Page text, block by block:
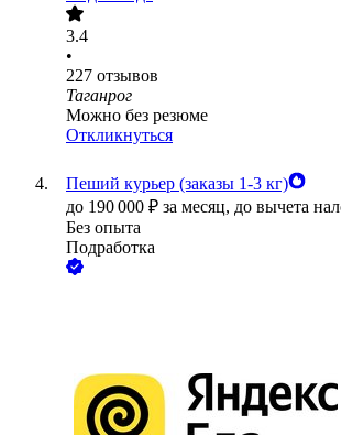
3.4
•
227 отзывов
Таганрог
Можно без резюме
Откликнуться
Пеший курьер (заказы 1-3 кг)
до 190 000 ₽ за месяц, до вычета
Без опыта
Подработка